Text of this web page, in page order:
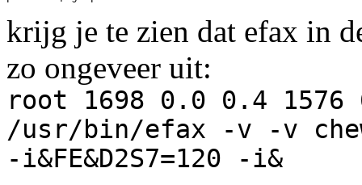
krijg je te zien dat efax in
zo ongeveer uit:
root 1698 0.0 0.4 1576
/usr/bin/efax -v -v
-i&FE&D2S7=120 -i&